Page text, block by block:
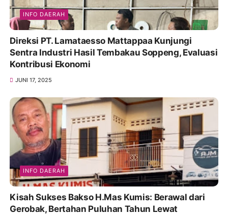
INFO DAERAH
Direksi PT. Lamataesso Mattappaa Kunjungi
Sentra Industri Hasil Tembakau Soppeng, Evaluasi
Kontribusi Ekonomi
JUNI 17, 2025
INFO DAERAH
Kisah Sukses Bakso H.Mas Kumis: Berawal dari
Gerobak, Bertahan Puluhan Tahun Lewat